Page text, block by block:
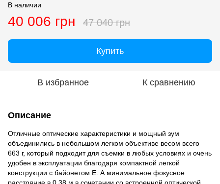
В наличии
40 006 грн 47 040 грн
Купить
В избранное К сравнению
Описание
Отличные оптические характеристики и мощный зум
объединились в небольшом легком объективе весом всего
663 г, который подходит для съемки в любых условиях и очень
удобен в эксплуатации благодаря компактной легкой
конструкции с байонетом Е. А минимальное фокусное
расстояние в 0.38 м в сочетании со встроенной оптической